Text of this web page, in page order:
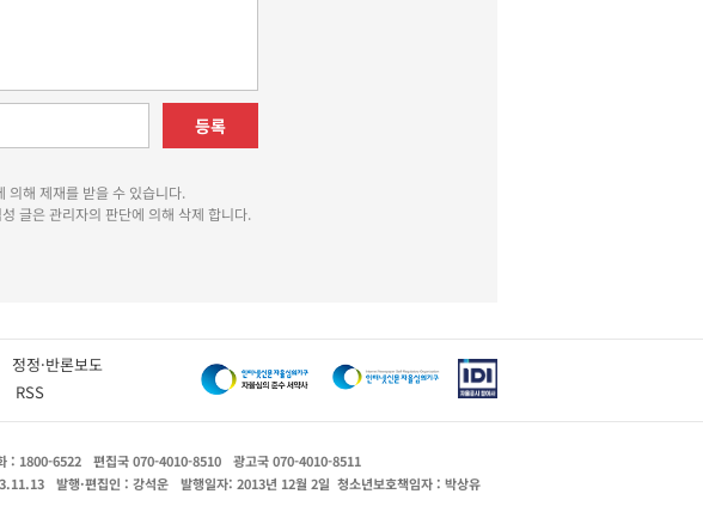
등록
의해 제재를 받을 수 있습니다.
글은 관리자의 판단에 의해 삭제 합니다.
정정·반론보도
RSS
: 1800-6522 편집국 070-4010-8510
광고국 070-4010-8511
발행·편집인 : 강석운 발행일자: 2013년 12월 2일 청소년보호책임자 : 박상유